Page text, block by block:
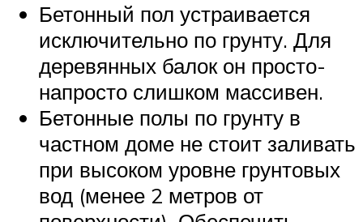
Бетонный пол устраивается
исключительно по грунту. Для
деревянных балок он просто-
напросто слишком массивен.
Бетонные полы по грунту в
частном доме не стоит заливать
при высоком уровне грунтовых
вод (менее 2 метров от